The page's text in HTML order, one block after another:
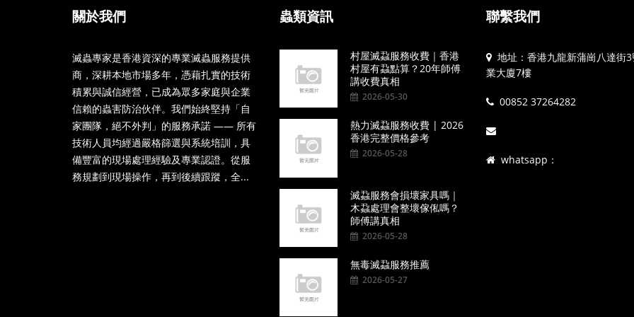
關於我們
滅蟲專家是香港資深的專業滅蟲服務提供
商，深耕本地市場多年，憑藉扎實的技術
積累與誠信經營，已成為眾多家庭與企業
信賴的蟲害防治伙伴。我們始終堅持「自
家團隊，絕不外判」的服務承諾 —— 所有
技術人員均經過嚴格篩選與系統培訓，具
備豐富的現場處理經驗及專業認證。從服
務規劃到現場操作，再到後續跟蹤，全...
蟲類資訊
村屋滅蝨服務收費｜香港
村屋有蝨點算？20年師傅
講收費真相
2026-05-30
熱力滅蝨服務收費 | 2026
香港完整價格參考
2026-05-28
滅蝨服務會損壞家具嗎｜
木蝨處理會整壞傢俬嗎？
師傅講真相
2026-05-28
無毒滅蝨服務推薦
2026-05-27
聯繫我們
地址：香港九龍新蒲崗八達街
業大廈7樓
00852 37264282
whatsapp：